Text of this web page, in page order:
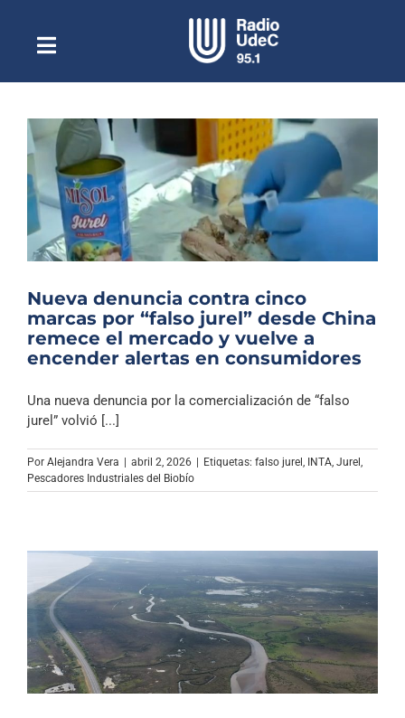
contenidoToggle
NavigationEscuchar Radio UdeC en vivo
Quiénes Somos
Programación
Podcast
Noticias
Columnas
Música Clásica
Nueva denuncia contra cinco
marcas por “falso jurel” desde China
remece el mercado y vuelve a
encender alertas en consumidores
Una nueva denuncia por la comercialización de “falso
jurel” volvió [...]
Por Alejandra Vera | abril 2, 2026 | Etiquetas: falso jurel INTA Jurel
Pescadores Industriales del Biobío